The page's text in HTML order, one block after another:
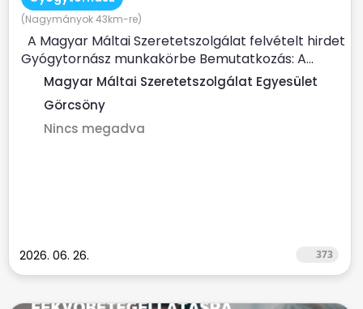
(Nagymányok 43km-re)
A Magyar Máltai Szeretetszolgálat felvételt hirdet
Gyógytornász munkakörbe Bemutatkozás: A...
Magyar Máltai Szeretetszolgálat Egyesület
Görcsöny
Nincs megadva
2026. 06. 26. 373